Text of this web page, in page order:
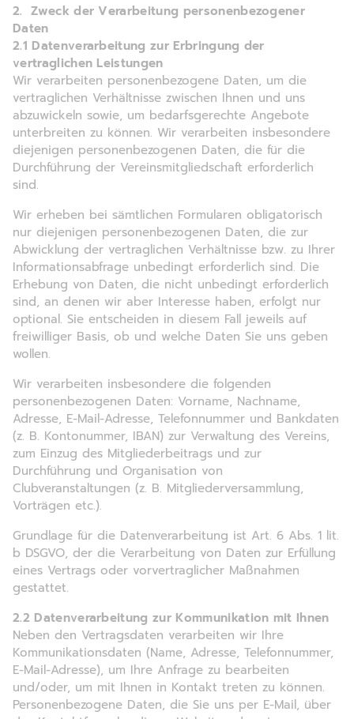
2. Zweck der Verarbeitung personenbezogener
Daten
2.1 Datenverarbeitung zur Erbringung der
vertraglichen Leistungen
Wir verarbeiten personenbezogene Daten, um die
vertraglichen Verhältnisse zwischen Ihnen und uns
abzuwickeln sowie, um bedarfsgerechte Angebote
unterbreiten zu können. Wir verarbeiten insbesondere
diejenigen personenbezogenen Daten, die für die
Durchführung der Vereinsmitgliedschaft erforderlich
sind.
Wir erheben bei sämtlichen Formularen obligatorisch
nur diejenigen personenbezogenen Daten, die zur
Abwicklung der vertraglichen Verhältnisse bzw. zu Ihrer
Informationsabfrage unbedingt erforderlich sind. Die
Erhebung von Daten, die nicht unbedingt erforderlich
sind, an denen wir aber Interesse haben, erfolgt nur
optional. Sie entscheiden in diesem Fall jeweils auf
freiwilliger Basis, ob und welche Daten Sie uns geben
wollen.
Wir verarbeiten insbesondere die folgenden
personenbezogenen Daten: Vorname, Nachname,
Adresse, E-Mail-Adresse, Telefonnummer und Bankdaten
(z. B. Kontonummer, IBAN) zur Verwaltung des Vereins,
zum Einzug des Mitgliederbeitrags und zur
Durchführung und Organisation von
Clubveranstaltungen (z. B. Mitgliederversammlung,
Vorträgen etc.).
Grundlage für die Datenverarbeitung ist Art. 6 Abs. 1 lit.
b DSGVO, der die Verarbeitung von Daten zur Erfüllung
eines Vertrags oder vorvertraglicher Maßnahmen
gestattet.
2.2 Datenverarbeitung zur Kommunikation mit Ihnen
Neben den Vertragsdaten verarbeiten wir Ihre
Kommunikationsdaten (Name, Adresse, Telefonnummer,
E-Mail-Adresse), um Ihre Anfrage zu bearbeiten
und/oder, um mit Ihnen in Kontakt treten zu können.
Personenbezogene Daten, die Sie uns per E-Mail, über